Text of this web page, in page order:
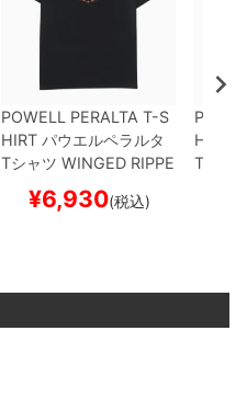
POWELL PERALTA T-S
HIRT パウエルペラルタ
Tシャツ WINGED RIPPE
BLACK スケートボー
ド スケボー
¥6,930(税込)
HIRT
Tシャ